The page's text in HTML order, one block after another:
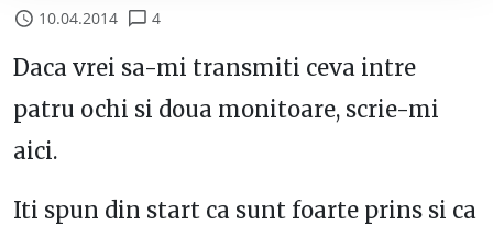
10.04.2014 4
Daca vrei sa-mi transmiti ceva intre
patru ochi si doua monitoare, scrie-mi
aici.
Iti spun din start ca sunt foarte prins si ca